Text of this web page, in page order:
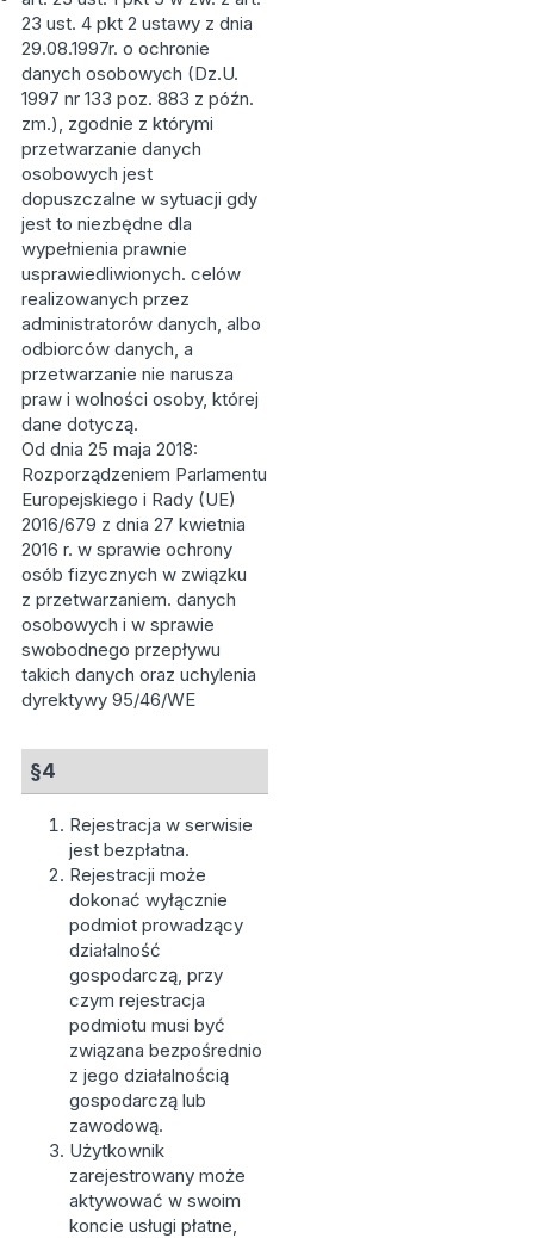
23 ust. 4 pkt 2 ustawy z dnia
29.08.1997r. o ochronie
danych osobowych (Dz.U.
1997 nr 133 poz. 883 z późn.
zm.), zgodnie z którymi
przetwarzanie danych
osobowych jest
dopuszczalne w sytuacji gdy
jest to niezbędne dla
wypełnienia prawnie
usprawiedliwionych. celów
realizowanych przez
administratorów danych, albo
odbiorców danych, a
przetwarzanie nie narusza
praw i wolności osoby, której
dane dotyczą.
Od dnia 25 maja 2018:
Rozporządzeniem Parlamentu
Europejskiego i Rady (UE)
2016/679 z dnia 27 kwietnia
2016 r. w sprawie ochrony
osób fizycznych w związku
z przetwarzaniem. danych
osobowych i w sprawie
swobodnego przepływu
takich danych oraz uchylenia
dyrektywy 95/46/WE
§4
Rejestracja w serwisie
jest bezpłatna.
Rejestracji może
dokonać wyłącznie
podmiot prowadzący
działalność
gospodarczą, przy
czym rejestracja
podmiotu musi być
związana bezpośrednio
z jego działalnością
gospodarczą lub
zawodową.
Użytkownik
zarejestrowany może
aktywować w swoim
koncie usługi płatne,